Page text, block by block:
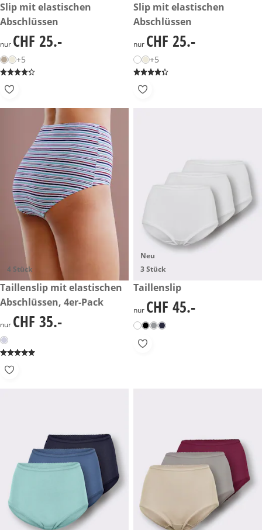
CHF 25.-
Slip mit elastischen
Abschlüssen
CHF 25.-
nur CHF 25.-
+5
CHF 25.-
Slip mit elastischen
Abschlüssen
CHF 25.-
nur CHF 25.-
+5
4 Stück
CHF 35.-
Taillenslip mit elastischen
Abschlüssen, 4er-Pack
CHF 35.-
nur CHF 35.-
Neu
3 Stück
CHF 45.-
Taillenslip
CHF 45.-
nur CHF 45.-